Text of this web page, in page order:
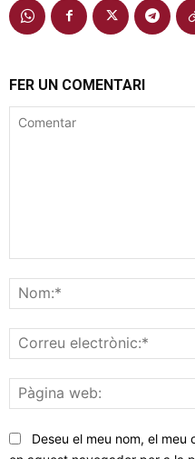
FER UN COMENTARI
Deseu el meu nom, el